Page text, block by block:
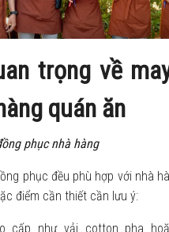
trọng về
quán ăn
phục nhà hàng
phục đều phù hợp với nhà
điểm cần thiết cần lưu ý:
cấp như vải cotton pha